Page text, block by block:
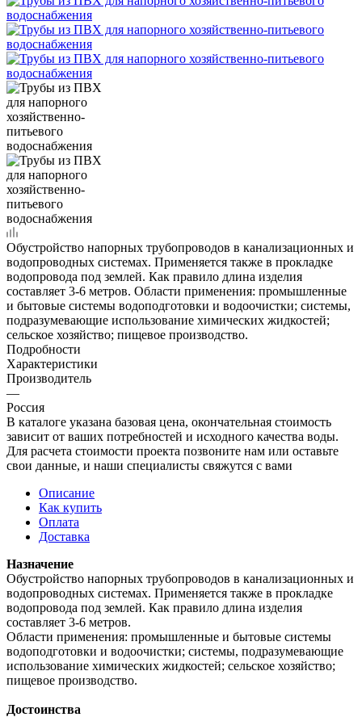
Обустройство напорных трубопроводов в канализационных и
водопроводных системах. Применяется также в прокладке
водопровода под землей. Как правило длина изделия
составляет 3-6 метров. Области применения: промышленные
и бытовые системы водоподготовки и водоочистки; системы,
подразумевающие использование химических жидкостей;
сельское хозяйство; пищевое производство.
Подробности
Характеристики
Производитель
—
Россия
В каталоге указана базовая цена, окончательная стоимость
зависит от ваших потребностей и исходного качества воды.
Для расчета стоимости проекта позвоните нам или оставьте
свои данные, и наши специалисты свяжутся с вами
Описание
Как купить
Оплата
Доставка
Назначение
Обустройство напорных трубопроводов в канализационных и
водопроводных системах. Применяется также в прокладке
водопровода под землей. Как правило длина изделия
составляет 3-6 метров.
Области применения: промышленные и бытовые системы
водоподготовки и водоочистки; системы, подразумевающие
использование химических жидкостей; сельское хозяйство;
пищевое производство.
Достоинства